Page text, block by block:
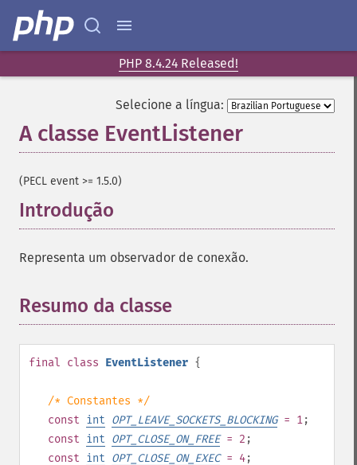
PHP 8.4.24 Released!
Selecione a língua:
A classe EventListener
(PECL event >= 1.5.0)
Introdução
Representa um observador de conexão.
Resumo da classe
final class EventListener {
/* Constantes */
const int OPT_LEAVE_SOCKETS_BLOCKING= 1;
const int OPT_CLOSE_ON_FREE= 2 ;
const int OPT_CLOSE_ON_EXEC= 4;